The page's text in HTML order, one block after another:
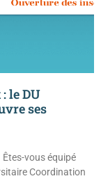
le DU
ses
vous équipé
Coordination